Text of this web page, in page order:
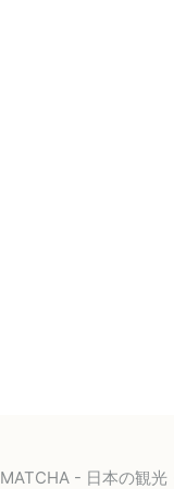
MATCHA - 日本の観光